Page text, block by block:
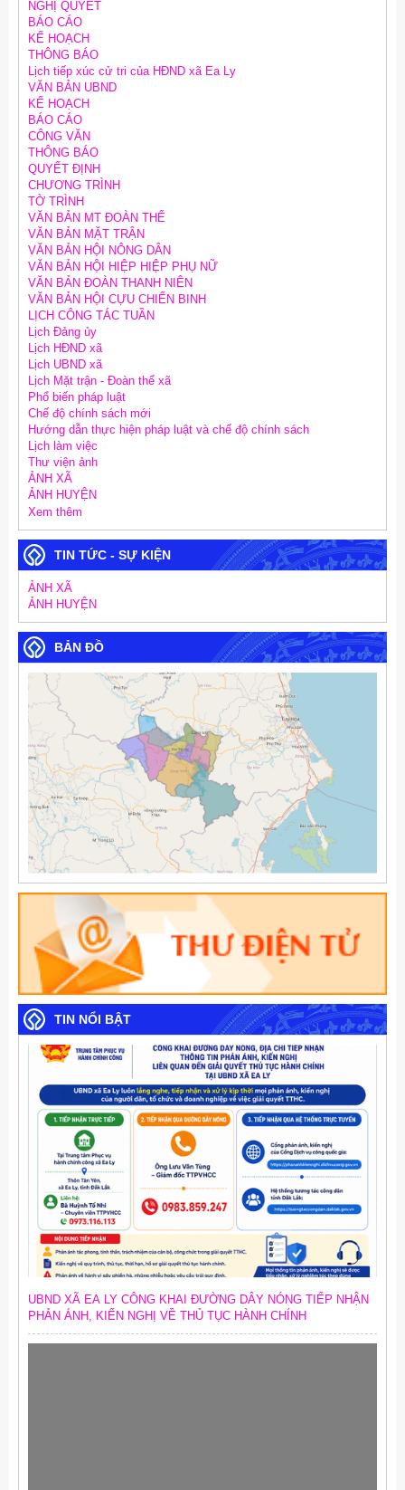
NGHỊ QUYẾT
BÁO CÁO
KẾ HOẠCH
THÔNG BÁO
Lịch tiếp xúc cử tri của HĐND xã Ea Ly
VĂN BẢN UBND
KẾ HOẠCH
BÁO CÁO
CÔNG VĂN
THÔNG BÁO
QUYẾT ĐỊNH
CHƯƠNG TRÌNH
TỜ TRÌNH
VĂN BẢN MT ĐOÀN THỂ
VĂN BẢN MẶT TRẬN
VĂN BẢN HỘI NÔNG DÂN
VĂN BẢN HỘI HIỆP HIỆP PHỤ NỮ
VĂN BẢN ĐOÀN THANH NIÊN
VĂN BẢN HỘI CỰU CHIẾN BINH
LỊCH CÔNG TÁC TUẦN
Lịch Đảng ủy
Lịch HĐND xã
Lịch UBND xã
Lịch Mặt trận - Đoàn thể xã
Phổ biến pháp luật
Chế độ chính sách mới
Hướng dẫn thực hiện pháp luật và chế độ chính sách
Lịch làm việc
Thư viện ảnh
ẢNH XÃ
ẢNH HUYỆN
Xem thêm
TIN TỨC - SỰ KIỆN
ẢNH XÃ
ẢNH HUYỆN
BẢN ĐỒ
TIN NỔI BẬT
UBND XÃ EA LY CÔNG KHAI ĐƯỜNG DÂY NÓNG TIẾP NHẬN
PHẢN ÁNH, KIẾN NGHỊ VỀ THỦ TỤC HÀNH CHÍNH